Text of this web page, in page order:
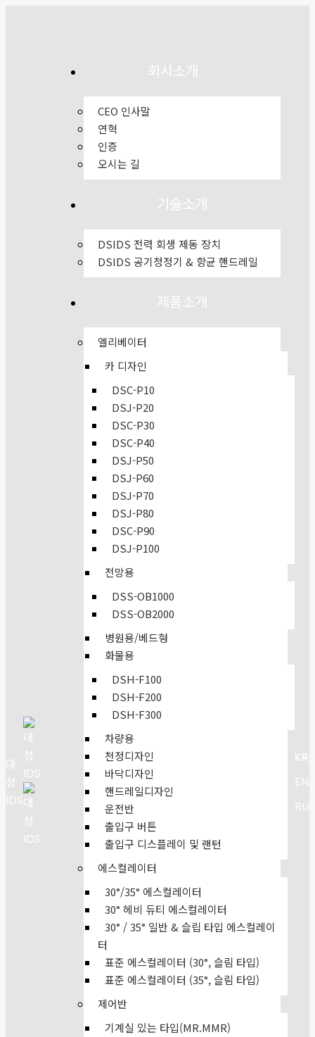
대
성
IDS
회사소개
CEO 인사말
연혁
인증
오시는 길
기술소개
DSIDS 전력 회생 제동 장치
DSIDS 공기청정기 & 항균 핸드레일
제품소개
엘리베이터
카 디자인
DSC-P10
DSJ-P20
DSC-P30
DSC-P40
DSJ-P50
DSJ-P60
DSJ-P70
DSJ-P80
DSC-P90
DSJ-P100
전망용
DSS-OB1000
DSS-OB2000
병원용/베드형
화물용
DSH-F100
DSH-F200
DSH-F300
차량용
천정디자인
바닥디자인
핸드레일디자인
운전반
출입구 버튼
출입구 디스플레이 및 랜턴
에스컬레이터
30°/35° 에스컬레이터
30° 헤비 듀티 에스컬레이터
30° / 35° 일반 & 슬립 타입 에스컬레이
터
표준 에스컬레이터 (30°, 슬림 타입)
표준 에스컬레이터 (35°, 슬림 타입)
제어반
기계실 있는 타입(MR.MMR)
KR
EN
RU